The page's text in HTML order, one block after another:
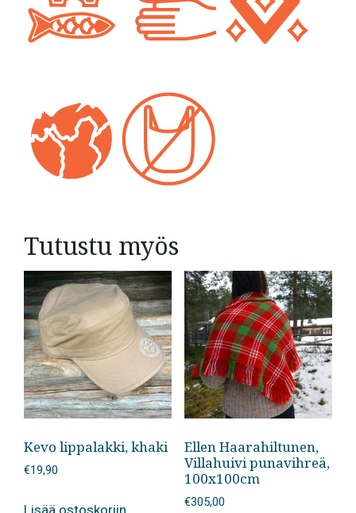
Tutustu myös
Kevo lippalakki, khaki
€19,90
Lisää ostoskoriin
Ellen Haarahiltunen,
Villahuivi punavihreä,
100x100cm
€305,00